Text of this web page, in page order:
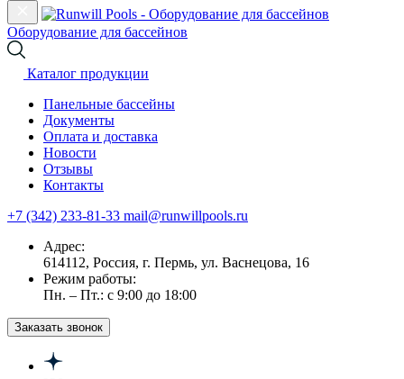
Оборудование для бассейнов
Каталог продукции
Панельные бассейны
Документы
Оплата и доставка
Новости
Отзывы
Контакты
+7 (342) 233-81-33 mail@runwillpools.ru
Адрес:
614112, Россия, г. Пермь, ул. Васнецова, 16
Режим работы:
Пн. – Пт.: с 9:00 до 18:00
Заказать звонок